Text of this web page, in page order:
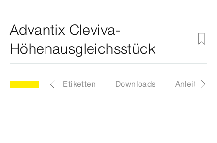
Advantix Cleviva-
Höhenausgleichsstück
Artikel Etiketten Downloads